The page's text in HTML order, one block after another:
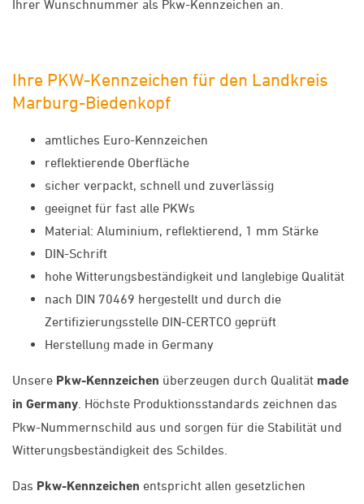
Ihrer Wunschnummer als Pkw-Kennzeichen an.
Ihre PKW-Kennzeichen für den Landkreis
Marburg-Biedenkopf
amtliches Euro-Kennzeichen
reflektierende Oberfläche
sicher verpackt, schnell und zuverlässig
geeignet für fast alle PKWs
Material: Aluminium, reflektierend, 1 mm Stärke
DIN-Schrift
hohe Witterungsbeständigkeit und langlebige Qualität
nach DIN 70469 hergestellt und durch die
Zertifizierungsstelle DIN-CERTCO geprüft
Herstellung made in Germany
Unsere Pkw-Kennzeichen überzeugen durch Qualität made
in Germany . Höchste Produktionsstandards zeichnen das
Pkw-Nummernschild aus und sorgen für die Stabilität und
Witterungsbeständigkeit des Schildes.
Das Pkw-Kennzeichen entspricht allen gesetzlichen